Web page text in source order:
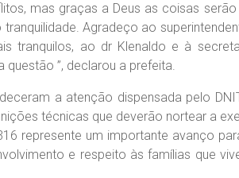
mas graças a Deus as coisas
Agradeço ao
tranquilos, ao dr Klenaldo e à
”, declarou a prefeita.
a atenção dispensada pelo
técnicas que deverão nortear a
represente um importante avanço
e respeito às famílias que